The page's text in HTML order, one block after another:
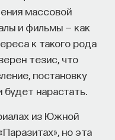
массовой
и фильмы — как
к такого рода
тезис, что
постановку
нарастать.
из Южной
но эта